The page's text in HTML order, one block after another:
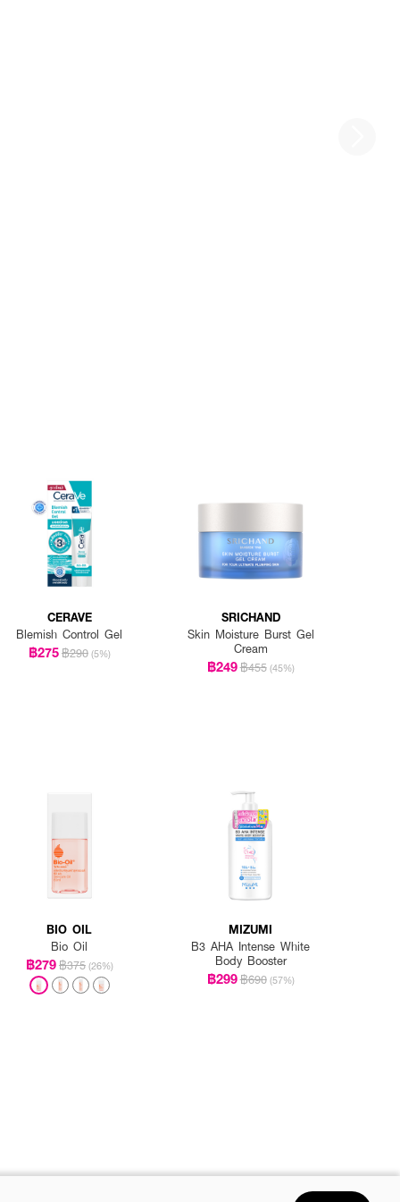
CERAVE
Blemish Control Gel
฿275฿290 (5%)
SRICHAND
Skin Moisture Burst Gel
Cream
฿249฿455 (45%)
BIO OIL
Bio Oil
฿279฿375 (26%)
MIZUMI
B3 AHA Intense White
Body Booster
฿299฿690 (57%)